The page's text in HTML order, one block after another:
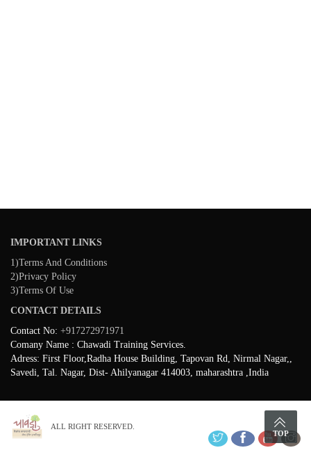
IMPORTANT LINKS
1)Terms And Conditions
2)Privacy Policy
3)Terms Of Use
CONTACT DETAILS
Contact No: +917272971971
Comany Name : Chawadi Training Services.
Adress: First Floor,Radha House Building, Tapovan Rd, Nirmal Nagar,,
Savedi, Tal. Nagar, Dist- Ahilyanagar 414003, maharashtra ,India
TOP
ALL RIGHT RESERVED.